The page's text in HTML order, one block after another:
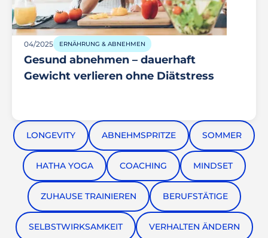
04/2025 ERNÄHRUNG & ABNEHMEN
Gesund abnehmen – dauerhaft
Gewicht verlieren ohne Diätstress
LONGEVITY ABNEHMSPRITZE SOMMER
HATHA YOGA COACHING MINDSET
ZUHAUSE TRAINIEREN BERUFSTÄTIGE
SELBSTWIRKSAMKEIT VERHALTEN ÄNDERN